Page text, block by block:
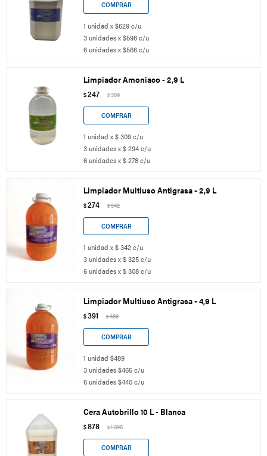
1 unidad x $629 c/u
3 unidades x $598 c/u
6 unidades x $566 c/u
Limpiador Amoniaco - 2,9 L
$247 $309
1 unidad x $ 309 c/u
3 unidades x $ 294 c/u
6 unidades x $ 278 c/u
Limpiador Multiuso Antigrasa - 2,9 L
$274 $342
1 unidad x $ 342 c/u
3 unidades x $ 325 c/u
6 unidades x $ 308 c/u
Limpiador Multiuso Antigrasa - 4,9 L
$391 $489
1 unidad $489
3 unidades $465 c/u
6 unidades $440 c/u
Cera Autobrillo 10 L - Blanca
$878 $1.098